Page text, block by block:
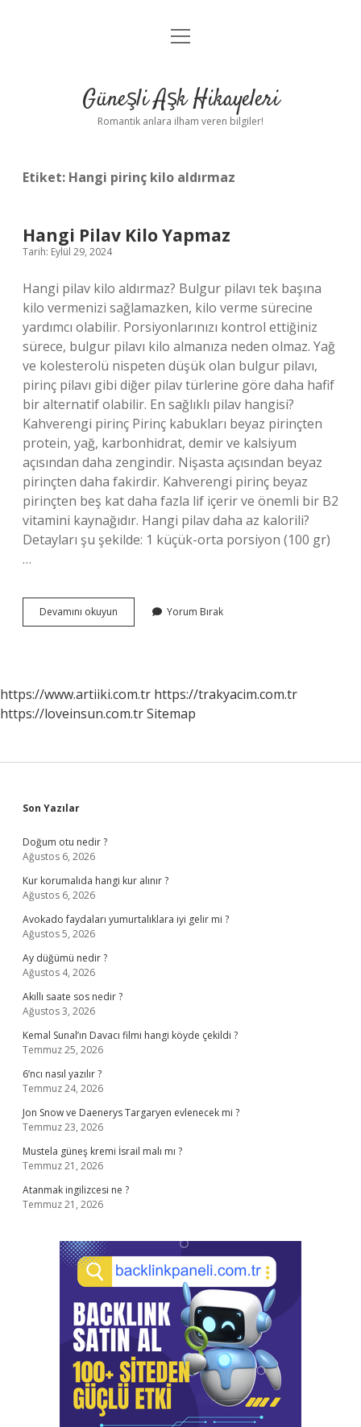
Anasayfa
Yasal Uyarı
menüyü
Güneşli Aşk Hikayeleri
Romantik anlara ilham veren bilgiler!
Etiket: Hangi pirinç kilo aldırmaz
Hangi Pilav Kilo Yapmaz
Tarih: Eylül 29, 2024
Hangi pilav kilo aldırmaz? Bulgur pilavı tek başına
kilo vermenizi sağlamazken, kilo verme sürecine
yardımcı olabilir. Porsiyonlarınızı kontrol ettiğiniz
sürece, bulgur pilavı kilo almanıza neden olmaz. Yağ
ve kolesterolü nispeten düşük olan bulgur pilavı,
pirinç pilavı gibi diğer pilav türlerine göre daha hafif
bir alternatif olabilir. En sağlıklı pilav hangisi?
Kahverengi pirinç Pirinç kabukları beyaz pirinçten
protein, yağ, karbonhidrat, demir ve kalsiyum
açısından daha zengindir. Nişasta açısından beyaz
pirinçten daha fakirdir. Kahverengi pirinç beyaz
pirinçten beş kat daha fazla lif içerir ve önemli bir B2
vitamini kaynağıdır. Hangi pilav daha az kalorili?
Detayları şu şekilde: 1 küçük-orta porsiyon (100 gr)
…
Devamını okuyun
Pilav
Yorum Bırak
https://www.artiiki.com.tr https://trakyacim.com.tr
https://loveinsun.com.trSitemap
Sidebar
Son Yazılar
Doğum otu nedir ?
Ağustos 6, 2026
Kur korumalıda hangi kur alınır ?
Ağustos 6, 2026
Avokado faydaları yumurtalıklara iyi gelir mi ?
Ağustos 5, 2026
Ay düğümü nedir ?
Ağustos 4, 2026
Akıllı saate sos nedir ?
Ağustos 3, 2026
Kemal Sunal’ın Davacı filmi hangi köyde çekildi ?
Temmuz 25, 2026
6’ncı nasıl yazılır ?
Temmuz 24, 2026
Jon Snow ve Daenerys Targaryen evlenecek mi ?
Temmuz 23, 2026
Mustela güneş kremi İsrail malı mı ?
Temmuz 21, 2026
Atanmak ingilizcesi ne ?
Temmuz 21, 2026